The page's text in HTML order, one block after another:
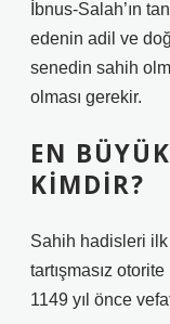
İbnus-Salah’ın
edenin adil ve
senedin sahih
olması gerekir.
EN
KIMDIR?
Sahih hadisleri
tartışmasız
1149 yıl önce